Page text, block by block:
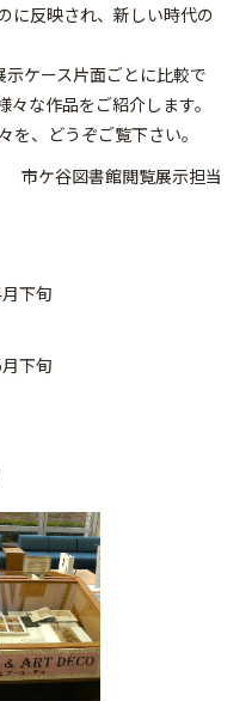
に反映され、新しい時代の
ケース片面ごとに比較で
な作品をご紹介します。
、どうぞご覧下さい。
市ケ谷図書館閲覧展示担当
下旬
下旬